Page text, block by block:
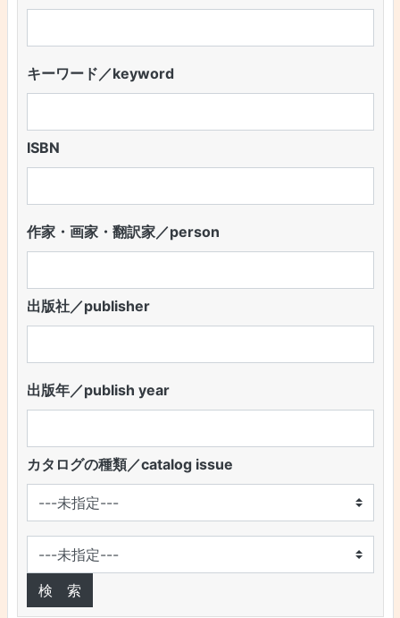
キーワード／keyword
ISBN
作家・画家・翻訳家／person
出版社／publisher
出版年／publish year
カタログの種類／catalog issue